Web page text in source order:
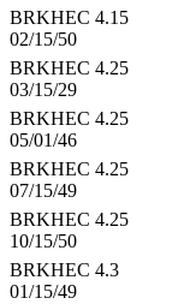
BRKHEC 4.15
02/15/50
BRKHEC 4.25
03/15/29
BRKHEC 4.25
05/01/46
BRKHEC 4.25
07/15/49
BRKHEC 4.25
10/15/50
BRKHEC 4.3
01/15/49